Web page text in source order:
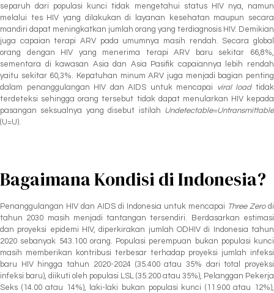
separuh dari populasi kunci tidak mengetahui status HIV nya, namun
melalui tes HIV yang dilakukan di layanan kesehatan maupun secara
mandiri dapat meningkatkan jumlah orang yang terdiagnosis HIV. Demikian
juga capaian terapi ARV pada umumnya masih rendah. Secara global
orang dengan HIV yang menerima terapi ARV baru sekitar 66,8%,
sementara di kawasan Asia dan Asia Pasifik capaiannya lebih rendah
yaitu sekitar 60,3%. Kepatuhan minum ARV juga menjadi bagian penting
dalam penanggulangan HIV dan AIDS untuk mencapai viral loadtidak
terdeteksi sehingga orang tersebut tidak dapat menularkan HIV kepada
pasangan seksualnya yang disebut istilah Undetectable=Untransmittable
(U=U).
Bagaimana Kondisi di Indonesia?
Penanggulangan HIV dan AIDS di Indonesia untuk mencapai Three Zerodi
tahun 2030 masih menjadi tantangan tersendiri. Berdasarkan estimasi
dan proyeksi epidemi HIV, diperkirakan jumlah ODHIV di Indonesia tahun
2020 sebanyak 543.100 orang. Populasi perempuan bukan populasi kunci
masih memberikan kontribusi terbesar terhadap proyeksi jumlah infeksi
baru HIV hingga tahun 2020-2024 (35.400 atau 35% dari total proyeksi
infeksi baru), diikuti oleh populasi LSL (35.200 atau 35%), Pelanggan Pekerja
Seks (14.00 atau 14%), laki-laki bukan populasi kunci (11.900 atau 12%),